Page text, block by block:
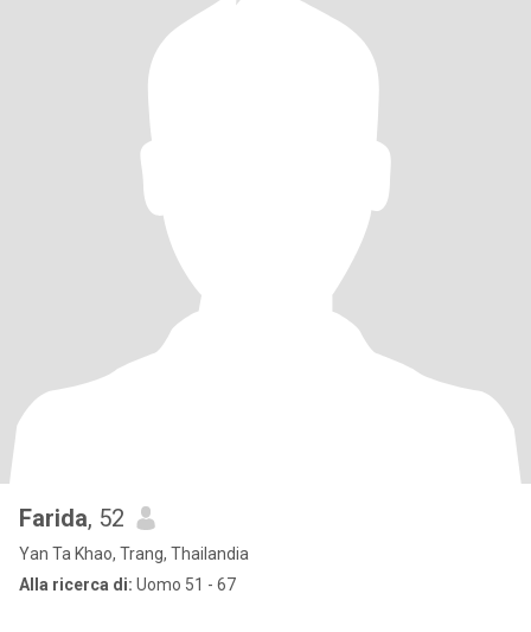
Farida, 52
Yan Ta Khao, Trang, Thailandia
Alla ricerca di: Uomo 51 - 67